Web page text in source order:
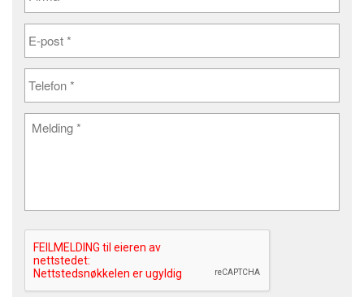
n
a
v
n
*
r
m
a
E
p
o
s
t
*
T
e
l
eM
g
*